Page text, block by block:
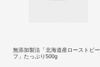
無添加製法「北海道産ローストビー
フ」たっぷり500g